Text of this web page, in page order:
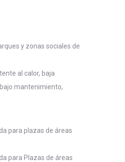
y zonas sociales de
al calor, baja
mantenimiento,
para plazas de áreas
para Plazas de áreas